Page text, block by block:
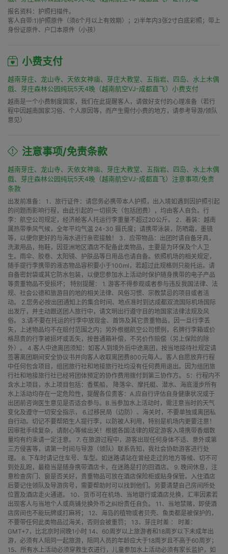
报名资料：护照扫描件。
客人自带:1)护照原件（须6个月以上有效期）；2)半年内3张2寸白底彩照；带上
身份证原件、户口本原件（小孩）
小费支付
越南芽庄、龙山寺、天依女神庙、芽庄大教堂、五指岩、四岛、水上木偶
戲、芽庄森林公园纯玩5天4晚（越南航空VJ-成都直飞）小费支付
越南是一个小费制度国家，我们在此提醒客人，请做好支付的心理准备（若行
程中因越南国家习俗、个人原因等，而产生需付小费的地方，请参考导游/领队
意见）
注意事项/免责条款
越南芽庄、龙山寺、天依女神庙、芽庄大教堂、五指岩、四岛、水上木偶
戲、芽庄森林公园纯玩5天4晚（越南航空VJ-成都直飞）注意事项/免责
条款
出发前准备： 1．旅行证件：请您务必携带本人护照，出入境如遇到因护照引起
的问题而影响行程，由此引起的一切损失（包括团费），均由客人自负。行
李：航空公司规定，经济舱客人托运行李重量不超过20公斤。 2．着装：越南
属热带季风气候，全年平均气温 24-30 摄氏度；请携带泳装，防晒霜，墨镜
等，以便你更好的与海水进行亲密接触！ 3．应带物品：出团时请自备牙具，
洗漱用品，拖鞋，因亚洲地区酒店不配备此类物品，主要是为环保及个人卫
生。雨伞、胶卷、太阳镜、护肤品等日用品也请自备。依照机场的相关规定，
随手提行李携带的液态物品容积要小于100ml，若超过此规格则只能托运。请
自备密封袋或其它防水包装，以便您参加水上活动时保护随身携带的电子产品
等贵重物品不受损坏； 特别提醒： 1. 游客不得参观或者参与违反我国法律、法
规、社会公德和旅游目的地的相关法律、风俗习惯、宗教禁忌的项目或者活
动。 2.您务必按出团通知上的集合时间、地点准时到达成都双流国际机场国际
出发厅，并主动跟送团人旅行中，请文明出行遵守目的地国家法律法规及风
俗。 3.请不要在托运的行李中放现金、首饰及其它贵重物品，因一旦行李丢
失，上述物品均不在赔付范围之内；另外根据航空公司惯例，名牌行李箱或价
格昂贵的行李被损坏或丢失，按普通箱补偿，不另价作赔偿（另上保险的除
外）。 4.客人中途离团须知：如客人到境外后中途离团，按当地接待社规定请
签署离团期间安全协议书并向客人收取离团费800元每人。客人自愿放弃行程
中任何包含项目，组团旅行社和地接旅行社均没有任何费用退出。因为组团旅
行社和地接旅行社已经将团体预定的协作费用拨付到第三协作方。 5：行程内不
含水上项目，水上项目包括：香蕉船， 降落伞、摩托艇、潜水、海底漫步所有
水上活动均存在一定危险性，提醒各位贵客：A.应自行评估自身健康状况或于
出团前咨询医生意见是否适合参与。B.当参加水上活动时，需注意当时的天气
变化及遵守一切安全指示， 6.过移民局（边防）、海关时，不要单独或离团私
自行动。切记不要帮陌生人提行李，以防被人利用，特别是机场内更要注意！
因审批手续复杂，请耐心等候出关！根据各国法律的规定游客入境携带香烟数
量均有约束请一定注意。 7. 在旅游过程中，游客出现任何身体不适、意外或第
三方侵害等，请第一时间与导游（领队）联系告知，我社会协助游客进行处
理。 8. 下车时请记住车号、车型。如迷路请站在曾经走过的地方等候、切不可
到处乱跑，最稳当是随身携带酒店卡，在迷路是打的回酒店。 9. 晚间休息，注
意检查房门、窗是否关好，贵重物品可放在酒店保险柜或贴身保管。入住酒店
后要记住领队及导游房号，需要帮助时可以找到他们。另要清楚自己房间所处
位置及酒店走火通道。 10、货币可在机场、当地银行或酒店兑换，汇率因素若
出现客人与当地个人或商铺兑换外币之纠纷责任自负。 11、当地禁赌，即使酒
店房间也不能玩牌或打麻将； 12、海岛的植物或者贝壳、鱼类都是被保护的，
不要带任何此类物品过海关，否则会被重罚； 13、芽庄时差 ： 时差：
GMT+7，比北京时间晚1小时 14、60周岁以上旅游者和18周岁以下未成年出
游，必须有人陪同一起旅游，陪同人员的年龄应大于18周岁且不高于60周岁；
15、所有水上活动必须穿救生衣进行，儿童参加水上活动必须有家长监护，如